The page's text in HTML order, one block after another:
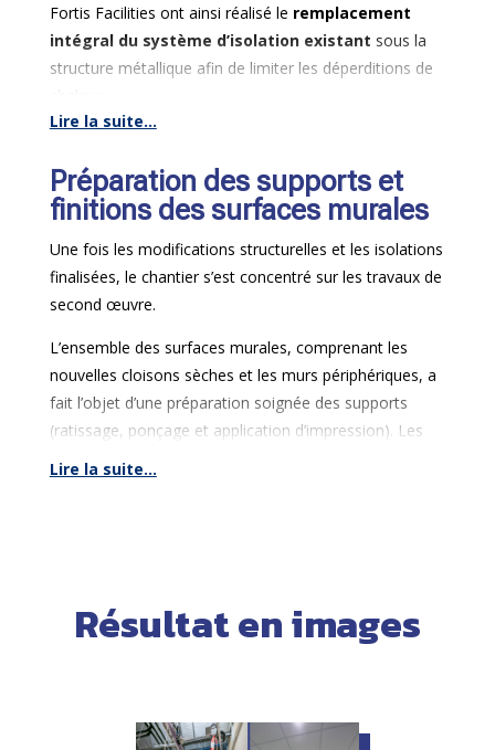
Fortis Facilities ont ainsi réalisé le remplacement
intégral du système d’isolation existant sous la
structure métallique afin de limiter les déperditions de
en dalles démontables (système de quadrettes) a été
mis en œuvre. Cette solution technique remplit un
double objectif : elle participe activement à la maîtrise
de l’acoustique globale des espaces de travail et assure
une accessibilité simplifiée aux différents réseaux
techniques lors des futures opérations de
Lire la suite...
Préparation des supports et
finitions des surfaces murales
Une fois les modifications structurelles et les isolations
finalisées, le chantier s’est concentré sur les travaux de
second œuvre.
L’ensemble des surfaces murales, comprenant les
nouvelles cloisons sèches et les murs périphériques, a
fait l’objet d’une préparation soignée des supports
(ratissage, ponçage et application d’impression). Les
exigences acoustiques modernes.
Lire la suite...
Résultat en images